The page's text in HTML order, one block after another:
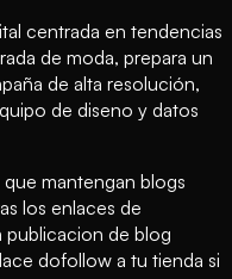
centrada en tendencias
de moda, prepara un
de alta resolución,
de diseno y datos
mantengan blogs
los enlaces de
publicacion de blog
dofollow a tu tienda si